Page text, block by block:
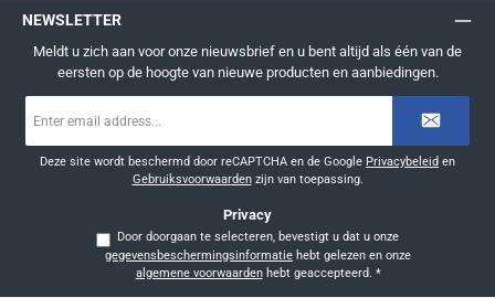
NEWSLETTER
Meldt u zich aan voor onze nieuwsbrief en u bent altijd als één van de
eersten op de hoogte van nieuwe producten en aanbiedingen.
mailadres
Deze site wordt beschermd door reCAPTCHA en de Google Privacybeleid en
Gebruiksvoorwaardenzijn van toepassing.
Privacy
Door doorgaan te selecteren, bevestigt u dat u onze
gegevensbeschermingsinformatie
algemene voorwaardenhebt geaccepteerd. *